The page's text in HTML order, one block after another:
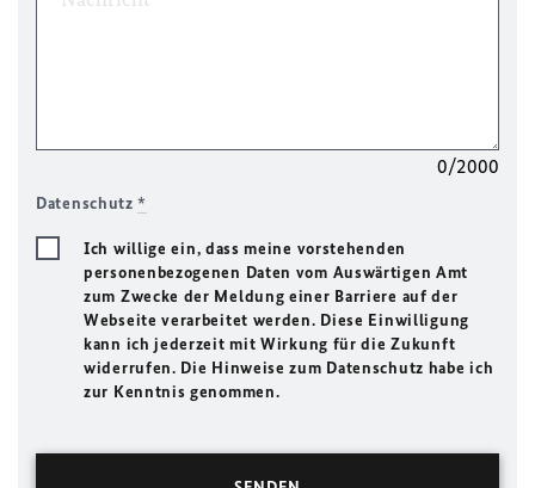
0/2000
Datenschutz*
Ich willige ein, dass meine vorstehenden
personenbezogenen Daten vom Auswärtigen Amt
zum Zwecke der Meldung einer Barriere auf der
Webseite verarbeitet werden. Diese Einwilligung
kann ich jederzeit mit Wirkung für die Zukunft
widerrufen. Die Hinweise zum Datenschutz habe ich
zur Kenntnis genommen.